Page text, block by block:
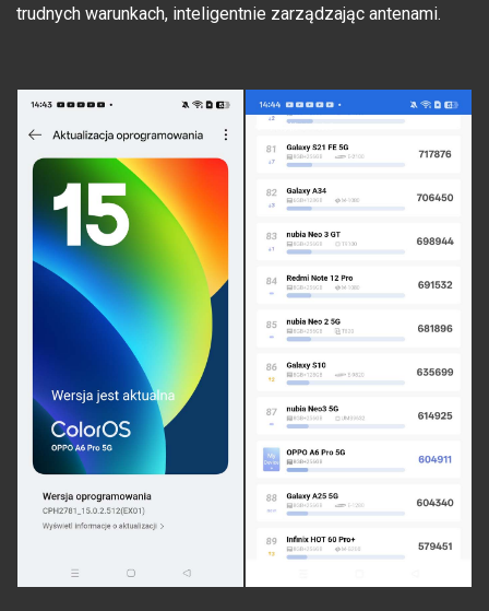
trudnych warunkach, inteligentnie zarządzając antenami.